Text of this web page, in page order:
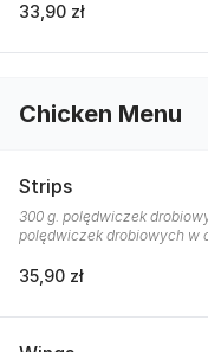
33,90 zł
Chicken Menu
Strips
300 g. polędwiczek
polędwiczek drobiowych w
35,90 zł